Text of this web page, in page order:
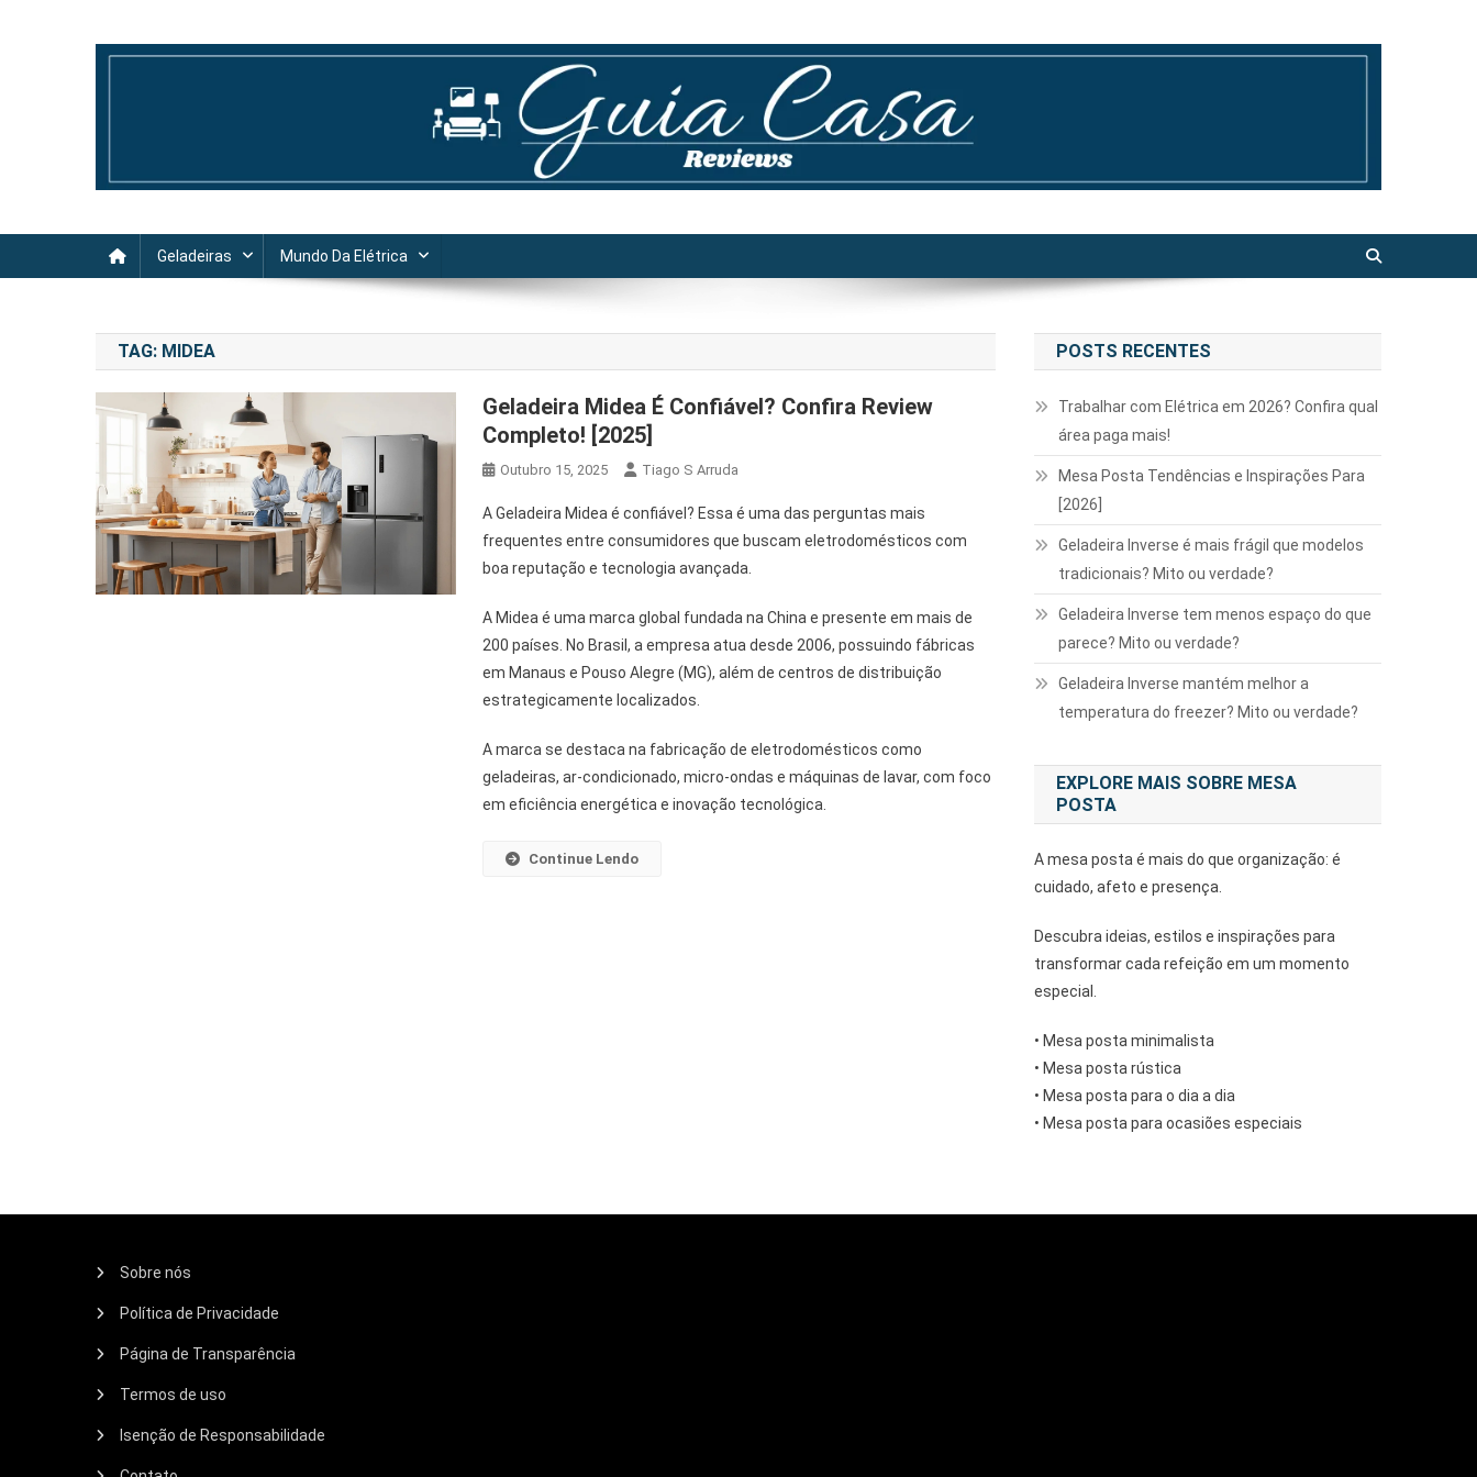
Geladeiras Mundo Da Elétrica
TAG: MIDEA
Geladeira Midea É Confiável? Confira Review
Completo! [2025]
Outubro 15, 2025 Tiago S Arruda
A Geladeira Midea é confiável? Essa é uma das perguntas mais
frequentes entre consumidores que buscam eletrodomésticos com
boa reputação e tecnologia avançada.
A Midea é uma marca global fundada na China e presente em mais de
200 países. No Brasil, a empresa atua desde 2006, possuindo fábricas
em Manaus e Pouso Alegre (MG), além de centros de distribuição
estrategicamente localizados.
A marca se destaca na fabricação de eletrodomésticos como
geladeiras, ar-condicionado, micro-ondas e máquinas de lavar, com foco
em eficiência energética e inovação tecnológica.
Continue Lendo
POSTS RECENTES
Trabalhar com Elétrica em 2026? Confira qual
área paga mais!
Mesa Posta Tendências e Inspirações Para
[2026]
Geladeira Inverse é mais frágil que modelos
tradicionais? Mito ou verdade?
Geladeira Inverse tem menos espaço do que
parece? Mito ou verdade?
Geladeira Inverse mantém melhor a
temperatura do freezer? Mito ou verdade?
EXPLORE MAIS SOBRE MESA
POSTA
A mesa posta é mais do que organização: é
cuidado, afeto e presença.
Descubra ideias, estilos e inspirações para
transformar cada refeição em um momento
especial.
• Mesa posta minimalista
• Mesa posta rústica
• Mesa posta para o dia a dia
• Mesa posta para ocasiões especiais
Sobre nós
Política de Privacidade
Página de Transparência
Termos de uso
Isenção de Responsabilidade